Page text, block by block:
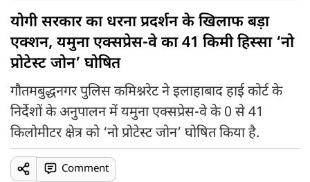
योगी सरकार का धरना प्रदर्शन के खिलाफ बड़ा
एक्शन, यमुना एक्सप्रेस-वे का 41 किमी हिस्सा ‘नो
प्रोटेस्ट जोन’ घोषित
गौतमबुद्धनगर पुलिस कमिश्नरेट ने इलाहाबाद हाई कोर्ट के
निर्देशों के अनुपालन में यमुना एक्सप्रेस-वे के 0 से 41
किलोमीटर क्षेत्र को ‘नो प्रोटेस्ट जोन’ घोषित किया है.
Comment